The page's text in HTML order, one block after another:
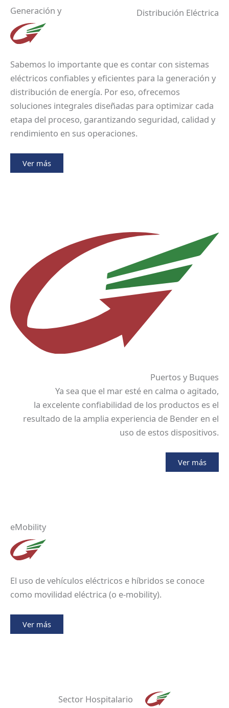
Generación y Distribución Eléctrica
Sabemos lo importante que es contar con sistemas
eléctricos confiables y eficientes para la generación y
distribución de energía. Por eso, ofrecemos
soluciones integrales diseñadas para optimizar cada
etapa del proceso, garantizando seguridad, calidad y
rendimiento en sus operaciones.
Ver más
Puertos y Buques
Ya sea que el mar esté en calma o agitado,
la excelente confiabilidad de los productos es el
resultado de la amplia experiencia de Bender en el
uso de estos dispositivos.
Ver más
eMobility
El uso de vehículos eléctricos e híbridos se conoce
como movilidad eléctrica (o e-mobility).
Ver más
Sector Hospitalario